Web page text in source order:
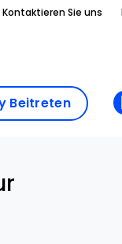
Kontaktieren Sie uns
Beitreten